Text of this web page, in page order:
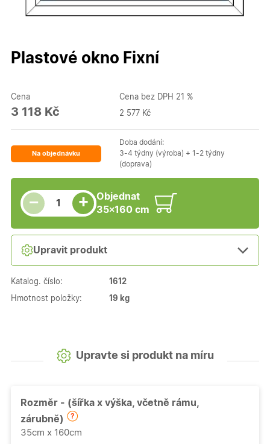
Plastové okno Fixní
Cena
3 118 Kč
Cena bez DPH 21 %
2 577 Kč
Na objednávku
Doba dodání:
3-4 týdny (výroba) + 1-2 týdny
(doprava)
−
Snížit množství
Počet kusů +
Zvýšit množství
Objednat
35×160 cm
Upravit produkt
Katalog. číslo: 1612
Hmotnost položky: 19 kg
Upravte si produkt na míru
Rozměr - (šířka x výška, včetně rámu,
zárubně)
35cm x 160cm